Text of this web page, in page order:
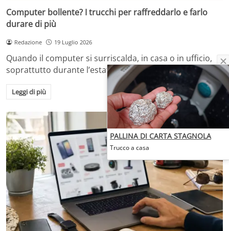
Computer bollente? I trucchi per raffreddarlo e farlo
durare di più
Redazione 19 Luglio 2026
Quando il computer si surriscalda, in casa o in ufficio,
soprattutto durante l’estate o dopo…
Leggi di più
PALLINA DI CARTA STAGNOLA
Trucco a casa